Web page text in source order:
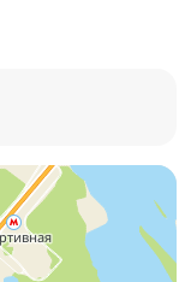
частью
ждёт тебя! ♻️